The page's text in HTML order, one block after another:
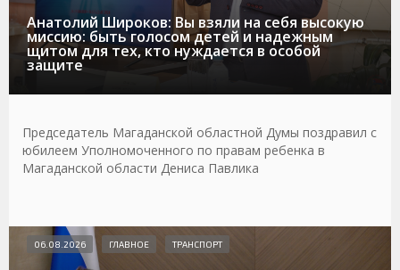
Анатолий Широков: Вы взяли на себя высокую
миссию: быть голосом детей и надежным
щитом для тех, кто нуждается в особой
защите
Председатель Магаданской областной Думы поздравил с
юбилеем Уполномоченного по правам ребенка в
Магаданской области Дениса Павлика
06.08.2026 ГЛАВНОЕ ТРАНСПОРТ